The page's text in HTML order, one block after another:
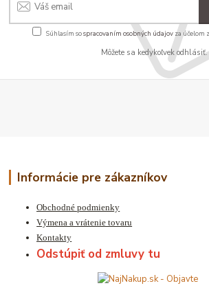
Súhlasím sospracovaním osobných údajov za účelom
Môžete sa kedykoľvek odhlásiť.
Informácie pre zákazníkov
Obchodné podmienky
Výmena a vrátenie tovaru
Kontakty
Odstúpiť od zmluvy tu